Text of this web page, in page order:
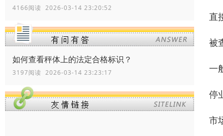
4166阅读 2026-03-14 23:20:52
如何查看秤体上的法定合格标识？
3197阅读 2026-03-14 23:23:17
直
被
一
停
市